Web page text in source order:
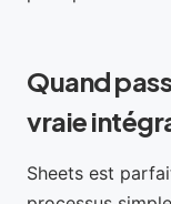
Quand
vraie
Sheets est